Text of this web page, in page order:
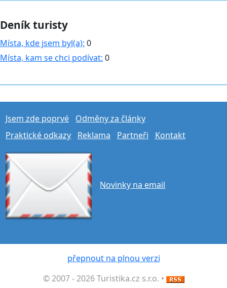
Deník turisty
Místa, kde jsem byl(a): 0
Místa, kam se chci podívat: 0
Jsem zde poprvé
Odměny za články
Praktické odkazy
Reklama Partneři Kontakt
Novinky na email
přepnout na plnou verzi
© 2007 - 2026 Turistika.cz s.r.o. •